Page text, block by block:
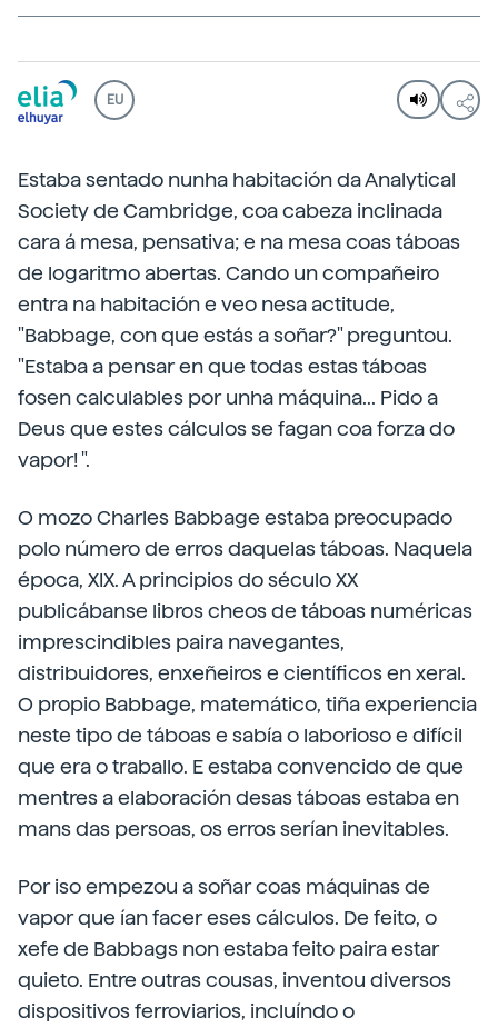
EU
Estaba sentado nunha habitación da Analytical
Society de Cambridge, coa cabeza inclinada
cara á mesa, pensativa; e na mesa coas táboas
de logaritmo abertas. Cando un compañeiro
entra na habitación e veo nesa actitude,
"Babbage, con que estás a soñar?" preguntou.
"Estaba a pensar en que todas estas táboas
fosen calculables por unha máquina... Pido a
Deus que estes cálculos se fagan coa forza do
vapor! ".
O mozo Charles Babbage estaba preocupado
polo número de erros daquelas táboas. Naquela
época, XIX. A principios do século XX
publicábanse libros cheos de táboas numéricas
imprescindibles paira navegantes,
distribuidores, enxeñeiros e científicos en xeral.
O propio Babbage, matemático, tiña experiencia
neste tipo de táboas e sabía o laborioso e difícil
que era o traballo. E estaba convencido de que
mentres a elaboración desas táboas estaba en
mans das persoas, os erros serían inevitables.
Por iso empezou a soñar coas máquinas de
vapor que ían facer eses cálculos. De feito, o
xefe de Babbags non estaba feito paira estar
quieto. Entre outras cousas, inventou diversos
dispositivos ferroviarios, incluíndo o